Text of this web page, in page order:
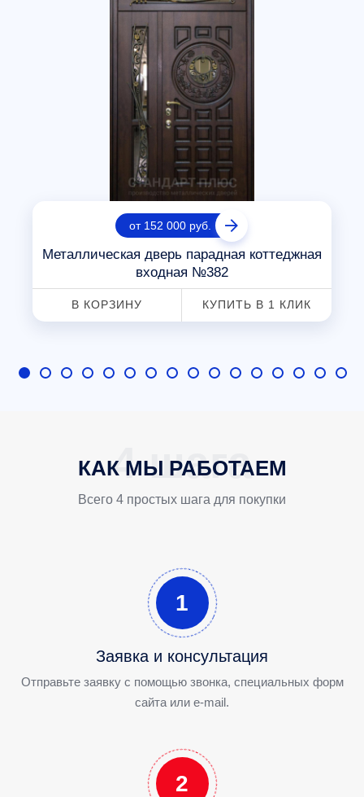
от 152 000 руб.
Металлическая дверь парадная коттеджная
входная №382
В КОРЗИНУ КУПИТЬ В 1 КЛИК
КАК МЫ РАБОТАЕМ
Всего 4 простых шага для покупки
1
Заявка и консультация
Отправьте заявку с помощью звонка, специальных форм
сайта или e-mail.
2